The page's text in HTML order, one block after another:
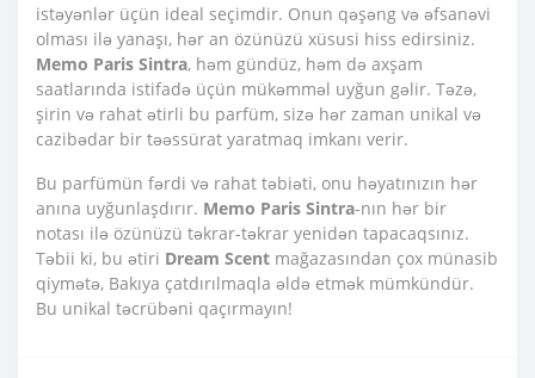
istəyənlər üçün ideal seçimdir. Onun qəşəng və əfsanəvi
olması ilə yanaşı, hər an özünüzü xüsusi hiss edirsiniz.
Memo Paris Sintra, həm gündüz, həm də axşam
saatlarında istifadə üçün mükəmməl uyğun gəlir. Təzə,
şirin və rahat ətirli bu parfüm, sizə hər zaman unikal və
cazibədar bir təəssürat yaratmaq imkanı verir.
Bu parfümün fərdi və rahat təbiəti, onu həyatınızın hər
anına uyğunlaşdırır. Memo Paris Sintra-nın hər bir
notası ilə özünüzü təkrar-təkrar yenidən tapacaqsınız.
Təbii ki, bu ətiri Dream Scent mağazasından çox münasib
qiymətə, Bakıya çatdırılmaqla əldə etmək mümkündür.
Bu unikal təcrübəni qaçırmayın!